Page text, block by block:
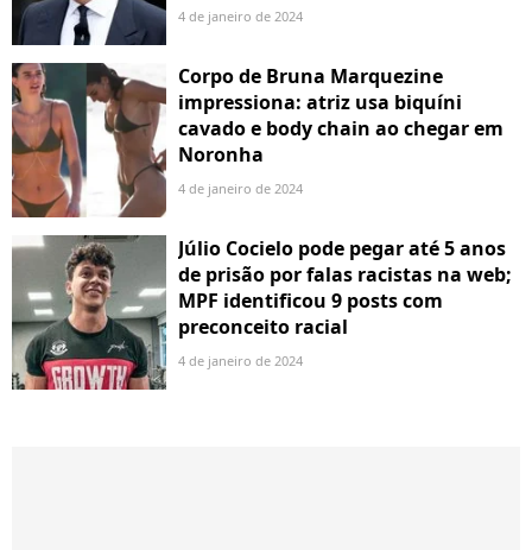
4 de janeiro de 2024
Corpo de Bruna Marquezine
impressiona: atriz usa biquíni
cavado e body chain ao chegar em
Noronha
4 de janeiro de 2024
Júlio Cocielo pode pegar até 5 anos
de prisão por falas racistas na web;
MPF identificou 9 posts com
preconceito racial
4 de janeiro de 2024